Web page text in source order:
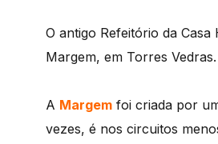
O antigo Refeitório da
Margem, em Torres
A Margem foi criada por
vezes, é nos circuitos